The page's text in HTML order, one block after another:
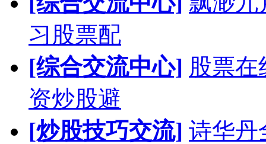
习股票配
[综合交流中心] 股票
资炒股避
[炒股技巧交流] 诗华丹